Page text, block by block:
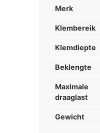
Merk
Klembereik
Klemdiepte
Beklengte
Maximale
draaglast
Gewicht